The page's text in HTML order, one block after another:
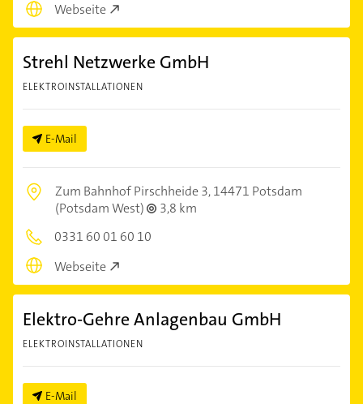
Webseite
Strehl Netzwerke GmbH
ELEKTROINSTALLATIONEN
E-Mail
Zum Bahnhof Pirschheide 3,14471 Potsdam
(Potsdam West)
3,8 km
0331 60 01 60 10
Webseite
Elektro-Gehre Anlagenbau GmbH
ELEKTROINSTALLATIONEN
E-Mail